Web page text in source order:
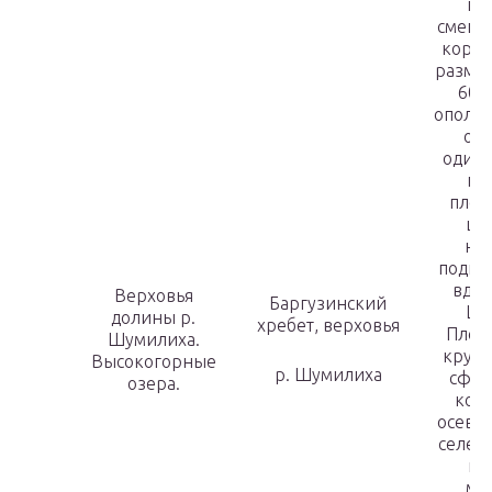
Верховья
долины р.
Шумилиха.
Высокогорные
озера.
Баргузинский
хребет, верховья
р. Шумилиха
60